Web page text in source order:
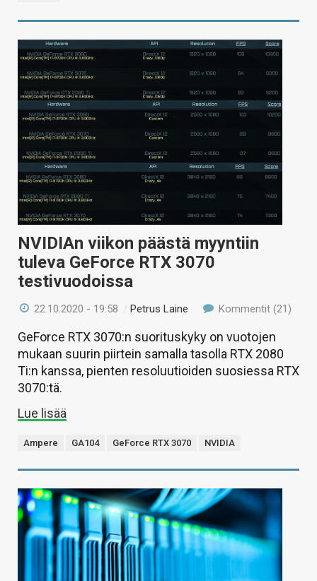
NVIDIAn viikon päästä myyntiin
tuleva GeForce RTX 3070
testivuodoissa
22.10.2020 - 19:58 /Petrus Laine Kommentit (21)
GeForce RTX 3070:n suorituskyky on vuotojen
mukaan suurin piirtein samalla tasolla RTX 2080
Ti:n kanssa, pienten resoluutioiden suosiessa RTX
3070:tä.
Lue lisää
Ampere GA104 GeForce RTX 3070 NVIDIA